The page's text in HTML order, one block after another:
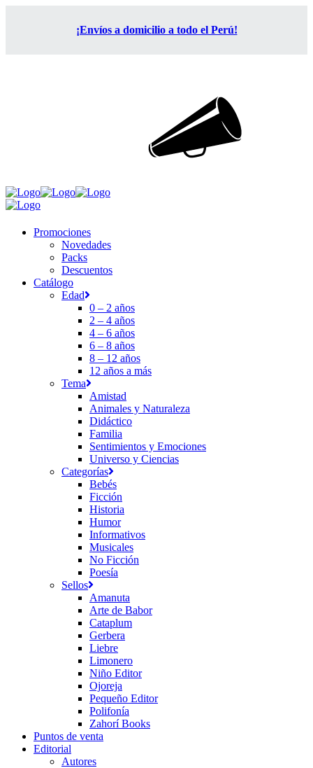
¡Envíos a domicilio a todo el Perú!
Promociones
Novedades
Packs
Descuentos
Catálogo
Edad
0 – 2 años
2 – 4 años
4 – 6 años
6 – 8 años
8 – 12 años
12 años a más
Tema
Amistad
Animales y Naturaleza
Didáctico
Familia
Sentimientos y Emociones
Universo y Ciencias
Categorías
Bebés
Ficción
Historia
Humor
Informativos
Musicales
No Ficción
Poesía
Sellos
Amanuta
Arte de Babor
Cataplum
Gerbera
Liebre
Limonero
Niño Editor
Ojoreja
Pequeño Editor
Polifonía
Zahorí Books
Puntos de venta
Editorial
Autores